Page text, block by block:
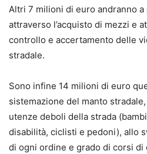
Altri 7 milioni di euro andranno a
attraverso l’acquisto di mezzi e
controllo e accertamento delle
stradale.
Sono infine 14 milioni di euro
sistemazione del manto
utenze deboli della strada
disabilità, ciclisti e pedoni), allo
di ogni ordine e grado di corsi di